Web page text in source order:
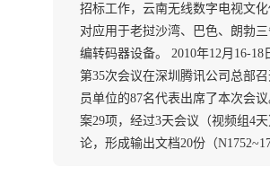
招标工作，云南无线数字电视文
对应用于老挝沙湾、巴色、朗勃三
编转码器设备。 2010年12月16-18
第35次会议在深圳腾讯公司总部
员单位的87名代表出席了本次会
案29项，经过3天会议（视频组4
论，形成输出文档20份（